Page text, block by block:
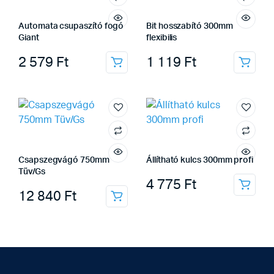
Automata csupaszító fogó
Giant
2 579 Ft
Bit hosszabító 300mm
flexibilis
1 119 Ft
Csapszegvágó 750mm
Tüv/Gs
12 840 Ft
Állítható kulcs 300mm profi
4 775 Ft